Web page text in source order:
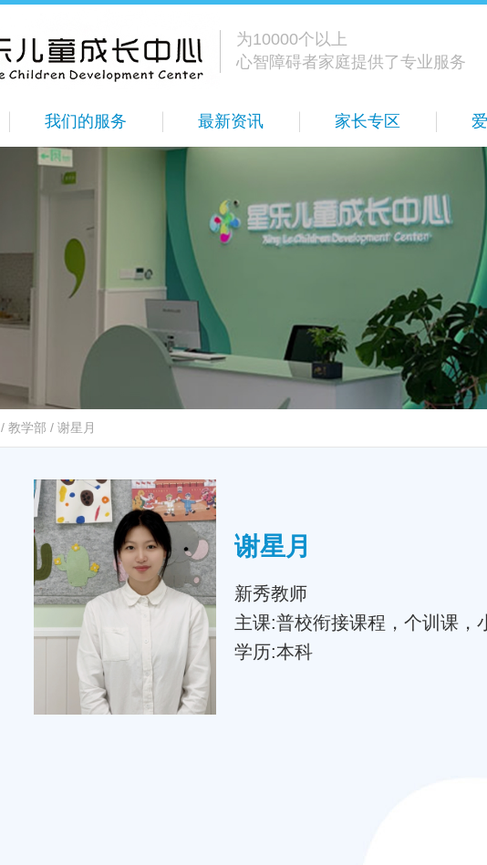
为10000个以上
心智障碍者家庭提供了专业服务
我们的服务 最新资讯 家长专区
/ 教学部 / 谢星月
谢星月
新秀教师
主课:普校衔接课程，个训课，
学历:本科